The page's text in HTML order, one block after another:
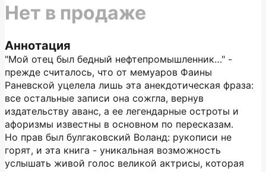
Аннотация
"Мой отец был бедный нефтепромышленник…" -
прежде считалось, что от мемуаров Фаины
Раневской уцелела лишь эта анекдотическая фраза:
все остальные записи она сожгла, вернув
издательству аванс, а ее легендарные остроты и
афоризмы известны в основном по пересказам.
Но прав был булгаковский Воланд: рукописи не
горят, и эта книга - уникальная возможность
услышать живой голос великой актрисы, которая
Нет в продаже